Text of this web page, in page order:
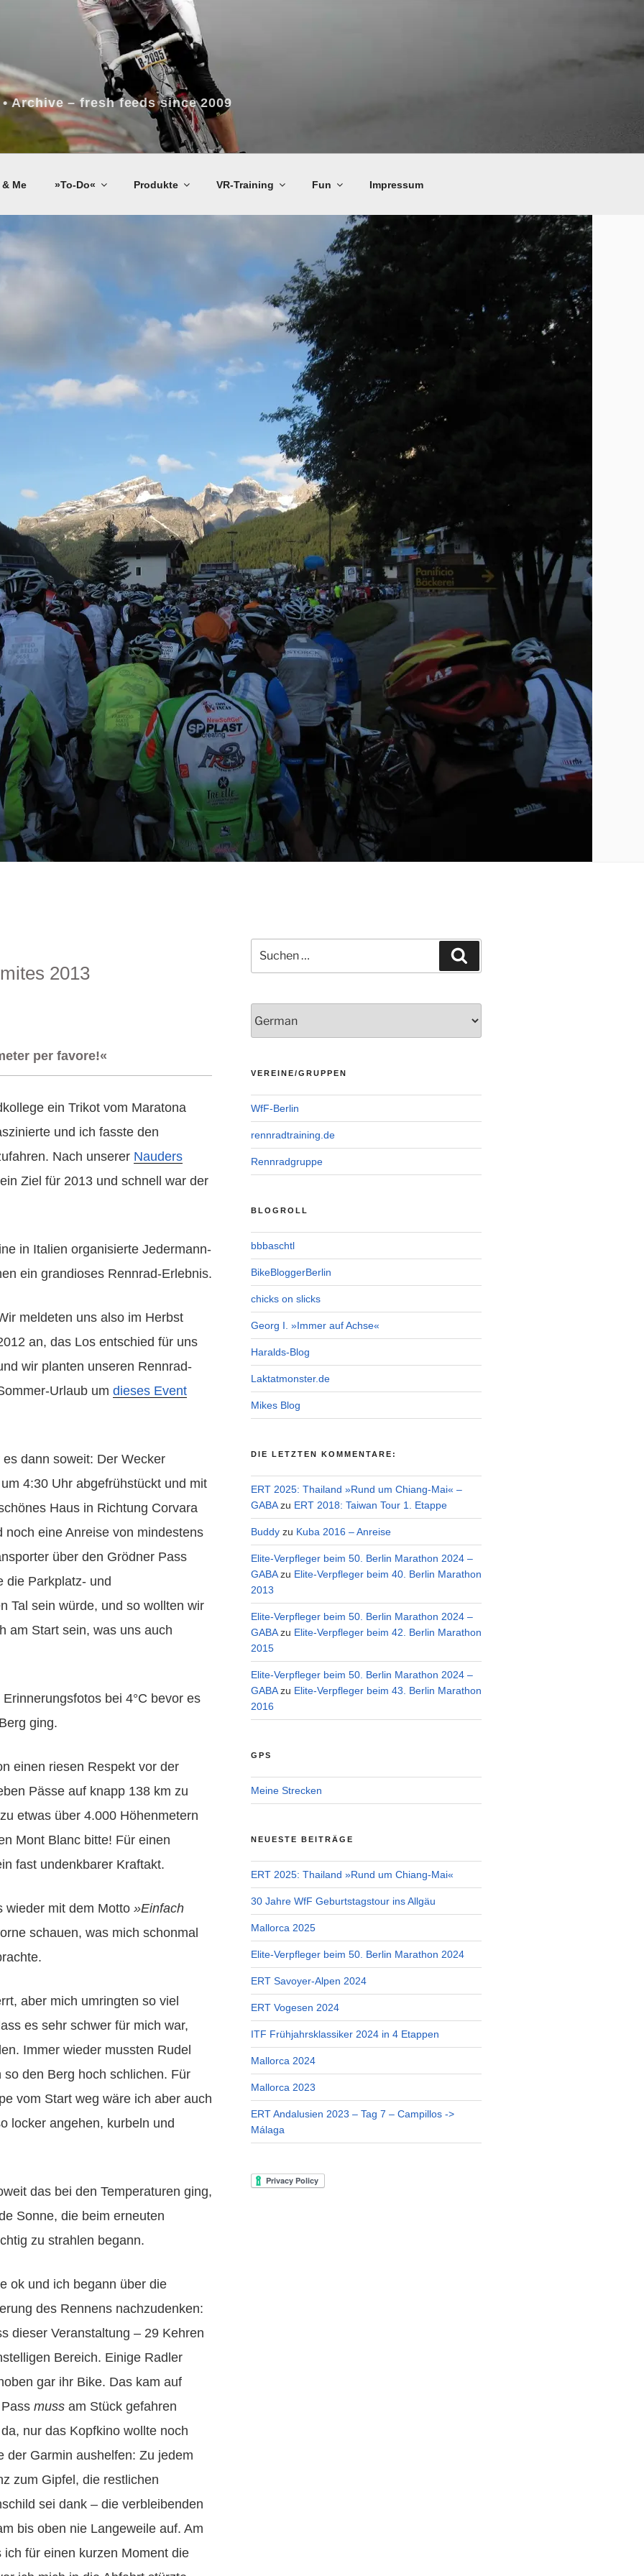
Archive – fresh feeds since 2009
Me »To-Do« Produkte VR-Training Fun Impressum
2013
per favore!«
ein Trikot vom Maratona
und ich fasste den
Nach unserer Nauders
Ziel für 2013 und schnell war der
in Italien organisierte Jedermann-
ein grandioses Rennrad-Erlebnis.
meldeten uns also im Herbst
an, das Los entschied für uns
wir planten unseren Rennrad-
Urlaub um dieses Event
dann soweit: Der Wecker
4:30 Uhr abgefrühstückt und mit
Haus in Richtung Corvara
eine Anreise von mindestens
über den Grödner Pass
die Parkplatz- und
Tal sein würde, und so wollten wir
am Start sein, was uns auch
bei 4°C bevor es
ging.
einen riesen Respekt vor der
Pässe auf knapp 138 km zu
etwas über 4.000 Höhenmetern
Mont Blanc bitte! Für einen
fast undenkbarer Kraftakt.
wieder mit dem Motto »Einfach
schauen, was mich schonmal
aber mich umringten so viel
es sehr schwer für mich war,
Immer wieder mussten Rudel
den Berg hoch schlichen. Für
vom Start weg wäre ich aber auch
locker angehen, kurbeln und
das bei den Temperaturen ging,
Sonne, die beim erneuten
zu strahlen begann.
ok und ich begann über die
des Rennens nachzudenken:
dieser Veranstaltung – 29 Kehren
Bereich. Einige Radler
gar ihr Bike. Das kam auf
muss am Stück gefahren
nur das Kopfkino wollte noch
der Garmin aushelfen: Zu jedem
zum Gipfel, die restlichen
sei dank – die verbleibenden
bis oben nie Langeweile auf. Am
für einen kurzen Moment die
nach:
VEREINE/GRUPPEN
WfF-Berlin
rennradtraining.de
Rennradgruppe
BLOGROLL
bbbaschtl
BikeBloggerBerlin
chicks on slicks
Georg I. »Immer auf Achse«
Haralds-Blog
Laktatmonster.de
Mikes Blog
DIE LETZTEN KOMMENTARE:
ERT 2025: Thailand »Rund um Chiang-Mai« –
GABAzu ERT 2018: Taiwan Tour 1. Etappe
Buddyzu Kuba 2016 – Anreise
Elite-Verpfleger beim 50. Berlin Marathon 2024 –
GABAzu Elite-Verpfleger beim 40. Berlin Marathon
2013
Elite-Verpfleger beim 50. Berlin Marathon 2024 –
GABAzu Elite-Verpfleger beim 42. Berlin Marathon
2015
Elite-Verpfleger beim 50. Berlin Marathon 2024 –
GABAzu Elite-Verpfleger beim 43. Berlin Marathon
2016
GPS
Meine Strecken
NEUESTE BEITRÄGE
ERT 2025: Thailand »Rund um Chiang-Mai«
30 Jahre WfF Geburtstagstour ins Allgäu
Mallorca 2025
Elite-Verpfleger beim 50. Berlin Marathon 2024
ERT Savoyer-Alpen 2024
ERT Vogesen 2024
ITF Frühjahrsklassiker 2024 in 4 Etappen
Mallorca 2024
Mallorca 2023
ERT Andalusien 2023 – Tag 7 – Campillos ->
Málaga